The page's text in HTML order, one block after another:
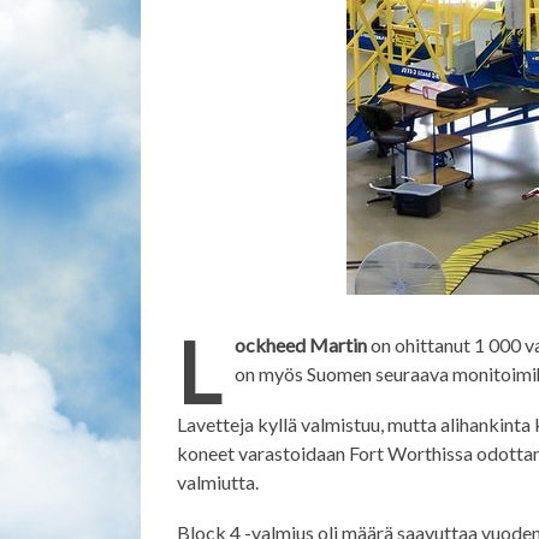
L ockheed Martinon ohittanut 1 000
on myös Suomen seuraava
Lavetteja kyllä valmistuu, mutta
koneet varastoidaan Fort Worthissa
valmiutta.
Block 4 -valmius oli määrä saavuttaa